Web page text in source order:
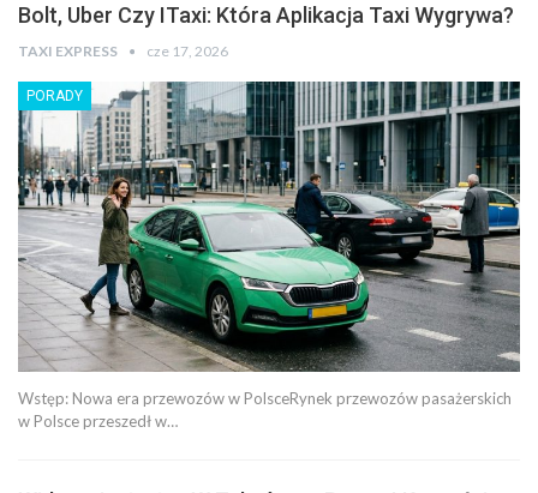
Bolt, Uber Czy ITaxi: Która Aplikacja Taxi Wygrywa?
TAXI EXPRESS cze 17, 2026
PORADY
Wstęp: Nowa era przewozów w PolsceRynek przewozów pasażerskich
w Polsce przeszedł w…